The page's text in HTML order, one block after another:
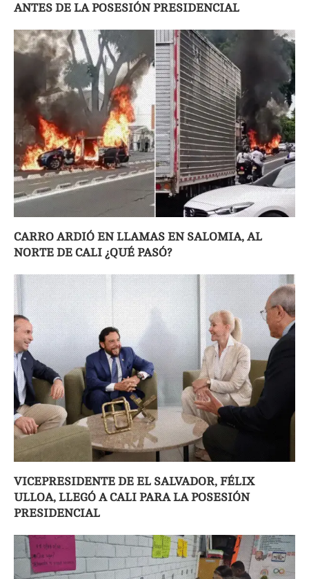
ANTES DE LA POSESIÓN PRESIDENCIAL
CARRO ARDIÓ EN LLAMAS EN SALOMIA, AL
NORTE DE CALI ¿QUÉ PASÓ?
VICEPRESIDENTE DE EL SALVADOR, FÉLIX
ULLOA, LLEGÓ A CALI PARA LA POSESIÓN
PRESIDENCIAL